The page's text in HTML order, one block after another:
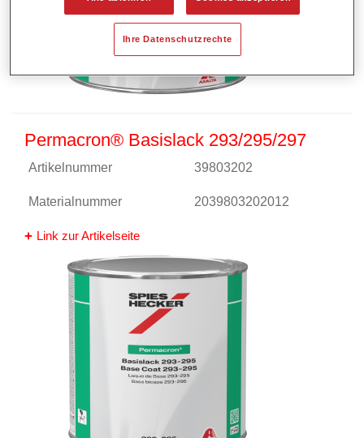
Permacron® Basislack 293/295/297
Artikelnummer 39803202
Materialnummer 2039803202012
Link zur Artikelseite
Ihre Datenschutzrechte